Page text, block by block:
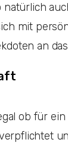
mit
an
ob für ein